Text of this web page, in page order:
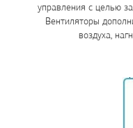
управления с целью
Вентиляторы
воздуха,